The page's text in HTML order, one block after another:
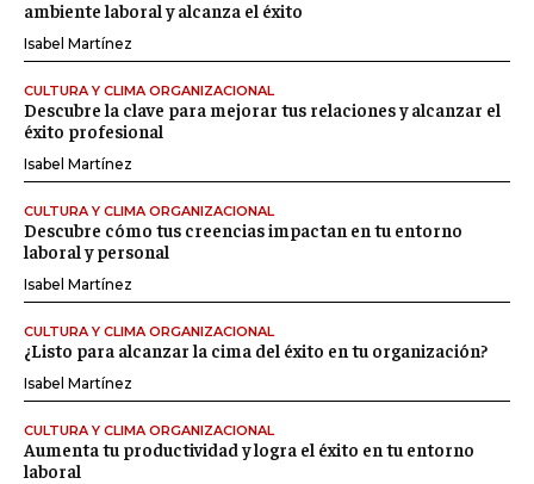
ambiente laboral y alcanza el éxito
Isabel Martínez
CULTURA Y CLIMA ORGANIZACIONAL
Descubre la clave para mejorar tus relaciones y alcanzar el
éxito profesional
Isabel Martínez
CULTURA Y CLIMA ORGANIZACIONAL
Descubre cómo tus creencias impactan en tu entorno
laboral y personal
Isabel Martínez
CULTURA Y CLIMA ORGANIZACIONAL
¿Listo para alcanzar la cima del éxito en tu organización?
Isabel Martínez
CULTURA Y CLIMA ORGANIZACIONAL
Aumenta tu productividad y logra el éxito en tu entorno
laboral